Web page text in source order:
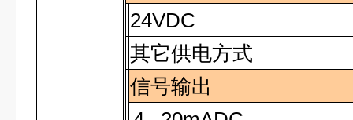
24VDC
其它供电方式
信号输出